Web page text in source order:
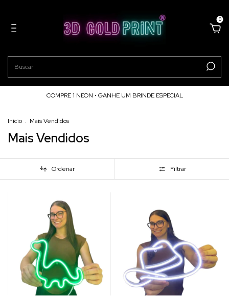
0
COMPRE 1 NEON • GANHE UM BRINDE ESPECIAL
Início . Mais Vendidos
Mais Vendidos
Ordenar Filtrar